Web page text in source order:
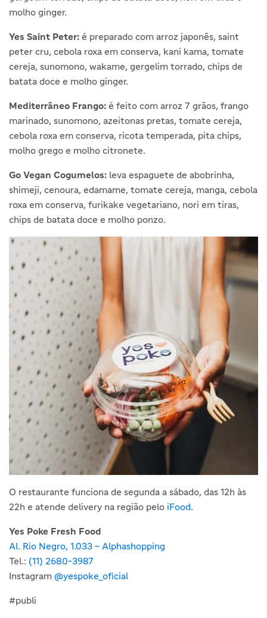
molho ginger.
Yes Saint Peter: é preparado com arroz japonês, saint
peter cru, cebola roxa em conserva, kani kama, tomate
cereja, sunomono, wakame, gergelim torrado, chips de
batata doce e molho ginger.
Mediterrâneo Frango: é feito com arroz 7 grãos, frango
marinado, sunomono, azeitonas pretas, tomate cereja,
cebola roxa em conserva, ricota temperada, pita chips,
molho grego e molho citronete.
Go Vegan Cogumelos: leva espaguete de abobrinha,
shimeji, cenoura, edamame, tomate cereja, manga, cebola
roxa em conserva, furikake vegetariano, nori em tiras,
chips de batata doce e molho ponzo.
O restaurante funciona de segunda a sábado, das 12h às
22h e atende delivery na região pelo iFood.
Yes Poke Fresh Food
Al. Rio Negro, 1.033 – Alphashopping
Tel.: (11) 2680-3987
Instagram @yespoke_oficial
#publi